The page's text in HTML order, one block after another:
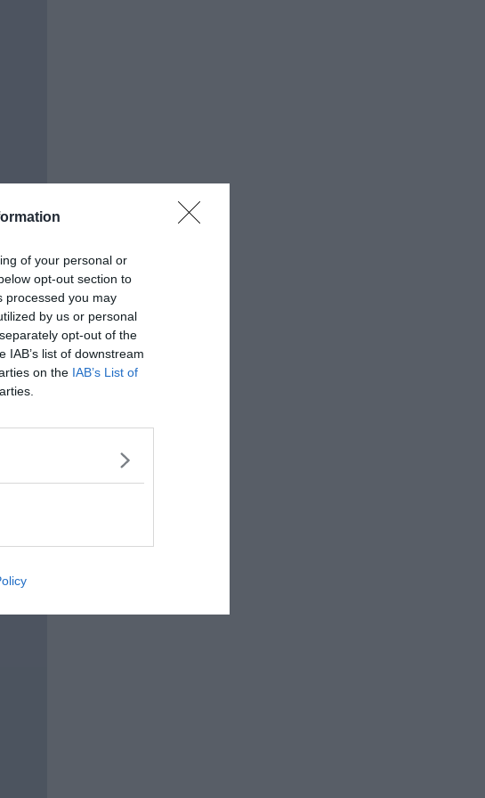
of your personal or
opt-out section to
processed you may
by us or personal
opt-out of the
list of downstream
on the IAB’s List of